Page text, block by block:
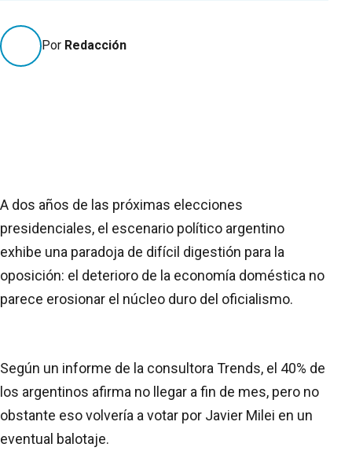
Por Redacción
A dos años de las próximas elecciones
presidenciales, el escenario político argentino
exhibe una paradoja de difícil digestión para la
oposición: el deterioro de la economía doméstica no
parece erosionar el núcleo duro del oficialismo.
Según un informe de la consultora Trends, el 40% de
los argentinos afirma no llegar a fin de mes, pero no
obstante eso volvería a votar por Javier Milei en un
eventual balotaje.